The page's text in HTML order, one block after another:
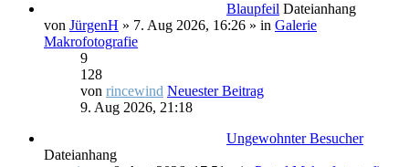
Blaupfeil Dateianhang
von JürgenH » 7. Aug 2026, 16:26 » in Galerie
Makrofotografie
9
128
von rincewind Neuester Beitrag
9. Aug 2026, 21:18
Ungewohnter Besucher
Dateianhang